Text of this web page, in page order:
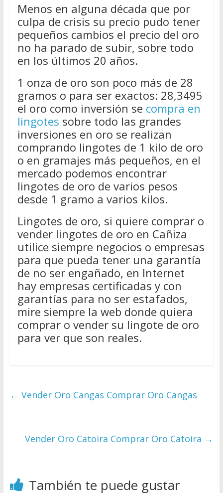
Menos en alguna década que por
culpa de crisis su precio pudo tener
pequeños cambios el precio del oro
no ha parado de subir, sobre todo
en los últimos 20 años.
1 onza de oro son poco más de 28
gramos o para ser exactos: 28,3495
el oro como inversión se compra en
lingotes sobre todo las grandes
inversiones en oro se realizan
comprando lingotes de 1 kilo de oro
o en gramajes más pequeños, en el
mercado podemos encontrar
lingotes de oro de varios pesos
desde 1 gramo a varios kilos.
Lingotes de oro, si quiere comprar o
vender lingotes de oro en Cañiza
utilice siempre negocios o empresas
para que pueda tener una garantía
de no ser engañado, en Internet
hay empresas certificadas y con
garantías para no ser estafados,
mire siempre la web donde quiera
comprar o vender su lingote de oro
para ver que son reales.
← Vender Oro Cangas Comprar Oro Cangas
Vender Oro Catoira Comprar Oro Catoira →
También te puede gustar